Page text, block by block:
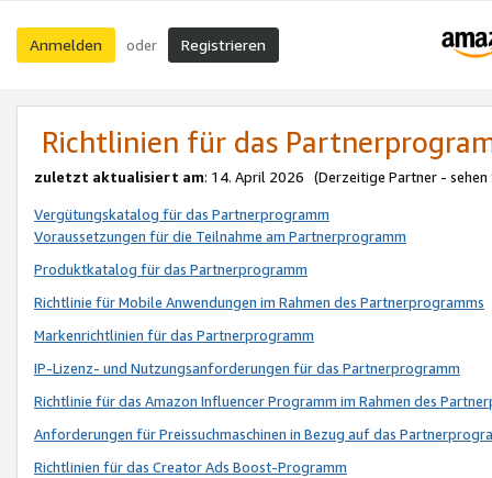
Anmelden oder Registrieren
Richtlinien für das
zuletzt aktualisiert am: 14. April 2026 (Derzeitige Partner - sehen
Vergütungskatalog für das Partnerprogramm
Voraussetzungen für die Teilnahme am Partnerprogramm
Produktkatalog für das Partnerprogramm
Richtlinie für Mobile Anwendungen im Rahmen des Partnerprogramms
Markenrichtlinien für das Partnerprogramm
IP-Lizenz- und Nutzungsanforderungen für das Partnerprogramm
Richtlinie für das Amazon Influencer Programm im Rahmen des
Anforderungen für Preissuchmaschinen in Bezug auf das
Richtlinien für das Creator Ads Boost-Programm